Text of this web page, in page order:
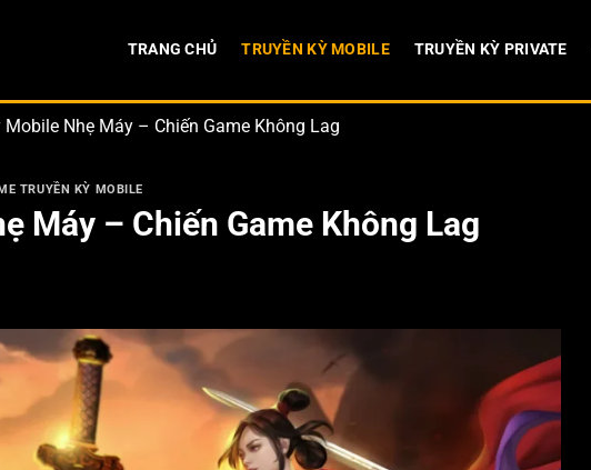
TRANG CHỦ TRUYỀN KỲ MOBILE TRUYỀN KỲ PRIVATE
Mobile Nhẹ Máy – Chiến Game Không Lag
TRUYỀN KỲ MOBILE
Máy – Chiến Game Không Lag